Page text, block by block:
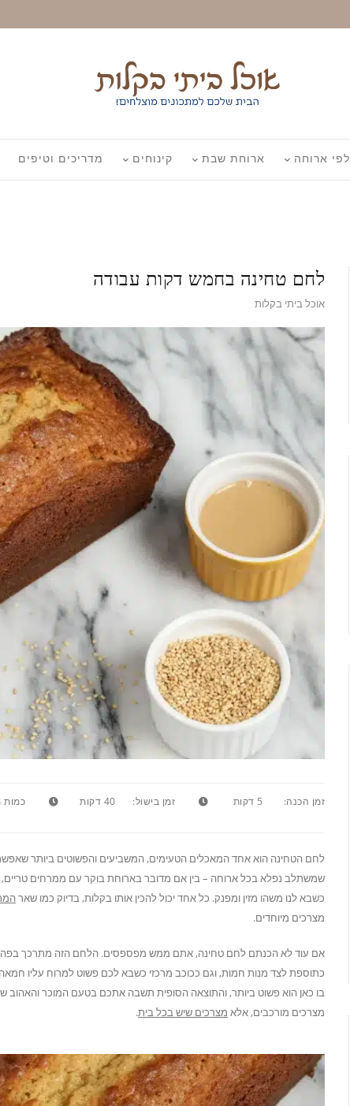
לפי ארוחה ארוחת שבת קינוחים מדריכים וטיפים
לחם טחינה בחמש דקות עבודה
אוכל ביתי בקלות
זמן הכנה: 5 דקות זמן בישול: 40 דקות כמות
לחם הטחינה הוא אחד המאכלים הטעימים, המשביעים והפשוטים ביותר
שמשתלב נפלא בכל ארוחה – בין אם מדובר בארוחת בוקר עם ממרחים
כשבא לנו משהו מזין ומפנק. כל אחד יכול להכין אותו בקלות, בדיוק כמו שאר
מצרכים מיוחדים.
אם עוד לא הכנתם לחם טחינה, אתם ממש מפספסים. הלחם הזה מתרכך בפה
כתוספת לצד מנות חמות, וגם ככוכב מרכזי כשבא לכם פשוט למרוח עליו
בו כאן הוא פשוט ביותר, והתוצאה הסופית תשבה אתכם בטעם המוכר והאהוב
מצרכים מורכבים, אלא מצרכים שיש בכל בית.